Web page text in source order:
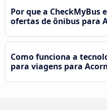
Por que a CheckMyBus
ofertas de ônibus para
Como funciona a
para viagens para